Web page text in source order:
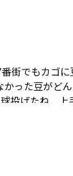
街でもカゴに
った豆がど
投げたね、上